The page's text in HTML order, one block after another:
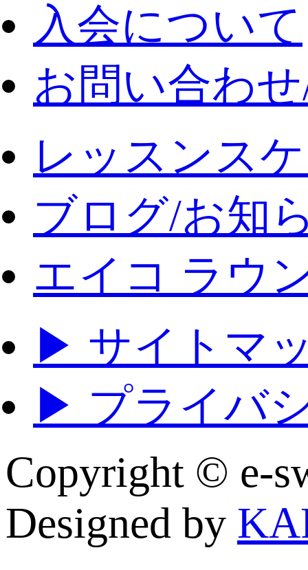
入会について
お問い合わ
レッスンス
ブログ/お知
エイコ ラウ
▶ サイトマ
▶ プライバ
Copyright © e-
Designed by